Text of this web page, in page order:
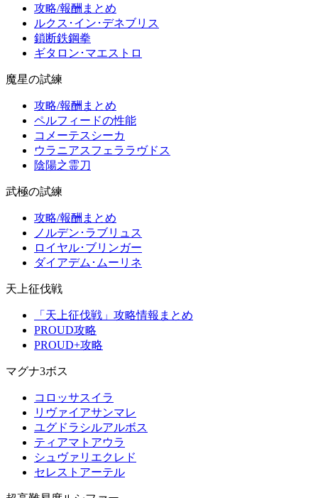
攻略/報酬まとめ
ルクス･イン･デネブリス
鎖断鉄鋼拳
ギタロン･マエストロ
魔星の試練
攻略/報酬まとめ
ペルフィードの性能
コメーテスシーカ
ウラニアスフェララヴドス
陰陽之霊刀
武極の試練
攻略/報酬まとめ
ノルデン･ラブリュス
ロイヤル･ブリンガー
ダイアデム･ムーリネ
天上征伐戦
「天上征伐戦」攻略情報まとめ
PROUD攻略
PROUD+攻略
マグナ3ボス
コロッサスイラ
リヴァイアサンマレ
ユグドラシルアルボス
ティアマトアウラ
シュヴァリエクレド
セレストアーテル